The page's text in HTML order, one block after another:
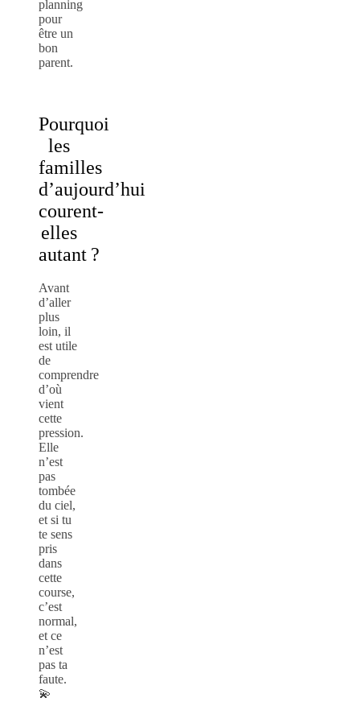
planning
pour
être un
bon
parent.
Pourquoi
les
familles
d’aujourd’hui
courent-
elles
autant ?
Avant
d’aller
plus
loin, il
est utile
de
comprendre
d’où
vient
cette
pression.
Elle
n’est
pas
tombée
du ciel,
et si tu
te sens
pris
dans
cette
course,
c’est
normal,
et ce
n’est
pas ta
faute.
💫